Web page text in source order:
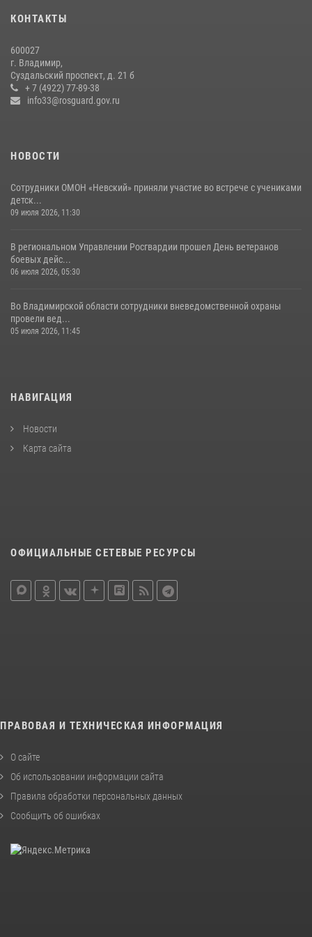
15 июля 2026, 09:05
Владимирские Росгвардейцы обеспечили правопорядок при
проведении «Дня огурца» в Суздале
КОНТАКТЫ
600027
г. Владимир,
Суздальский проспект, д. 21 б
+ 7 (4922) 77-89-38
info33@rosguard.gov.ru
НОВОСТИ
Сотрудники ОМОН «Невский» приняли участие во встрече с учениками
детск...
09 июля 2026, 11:30
В региональном Управлении Росгвардии прошел День ветеранов
боевых дейс...
06 июля 2026, 05:30
Во Владимирской области сотрудники вневедомственной охраны
провели вед...
05 июля 2026, 11:45
НАВИГАЦИЯ
Новости
Карта сайта
ОФИЦИАЛЬНЫЕ СЕТЕВЫЕ РЕСУРСЫ
ПРАВОВАЯ И ТЕХНИЧЕСКАЯ ИНФОРМАЦИЯ
О сайте
Об использовании информации сайта
Правила обработки персональных данных
Сообщить об ошибках